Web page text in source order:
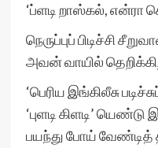
‘ப்ளடி றாஸ்கல், என்ரா
நெருப்புப் பிடிச்சி
அவன் வாயில்
‘பெரிய இங்கிலீசு
‘புளடி கிளடி’
பயந்து போய் வேண்டித்